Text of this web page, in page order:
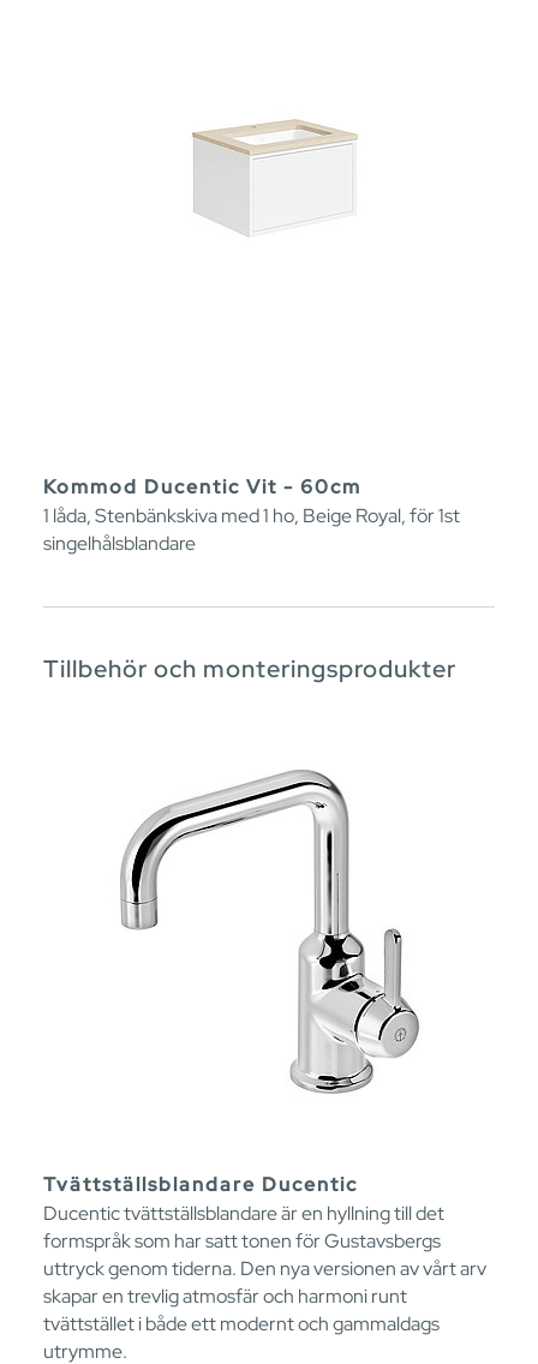
Kommod Ducentic Vit - 60cm
1 låda, Stenbänkskiva med 1 ho, Beige Royal, för 1st
singelhålsblandare
Tillbehör och monteringsprodukter
Tvättställsblandare Ducentic
Ducentic tvättställsblandare är en hyllning till det
formspråk som har satt tonen för Gustavsbergs
uttryck genom tiderna. Den nya versionen av vårt arv
skapar en trevlig atmosfär och harmoni runt
tvättstället i både ett modernt och gammaldags
utrymme.